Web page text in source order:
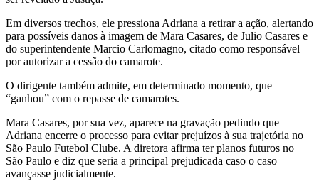
Em diversos trechos, ele pressiona Adriana a retirar a ação, alertando
para possíveis danos à imagem de Mara Casares, de Julio Casares e
do superintendente Marcio Carlomagno, citado como responsável
por autorizar a cessão do camarote.
O dirigente também admite, em determinado momento, que
“ganhou” com o repasse de camarotes.
Mara Casares, por sua vez, aparece na gravação pedindo que
Adriana encerre o processo para evitar prejuízos à sua trajetória no
São Paulo Futebol Clube. A diretora afirma ter planos futuros no
São Paulo e diz que seria a principal prejudicada caso o caso
avançasse judicialmente.